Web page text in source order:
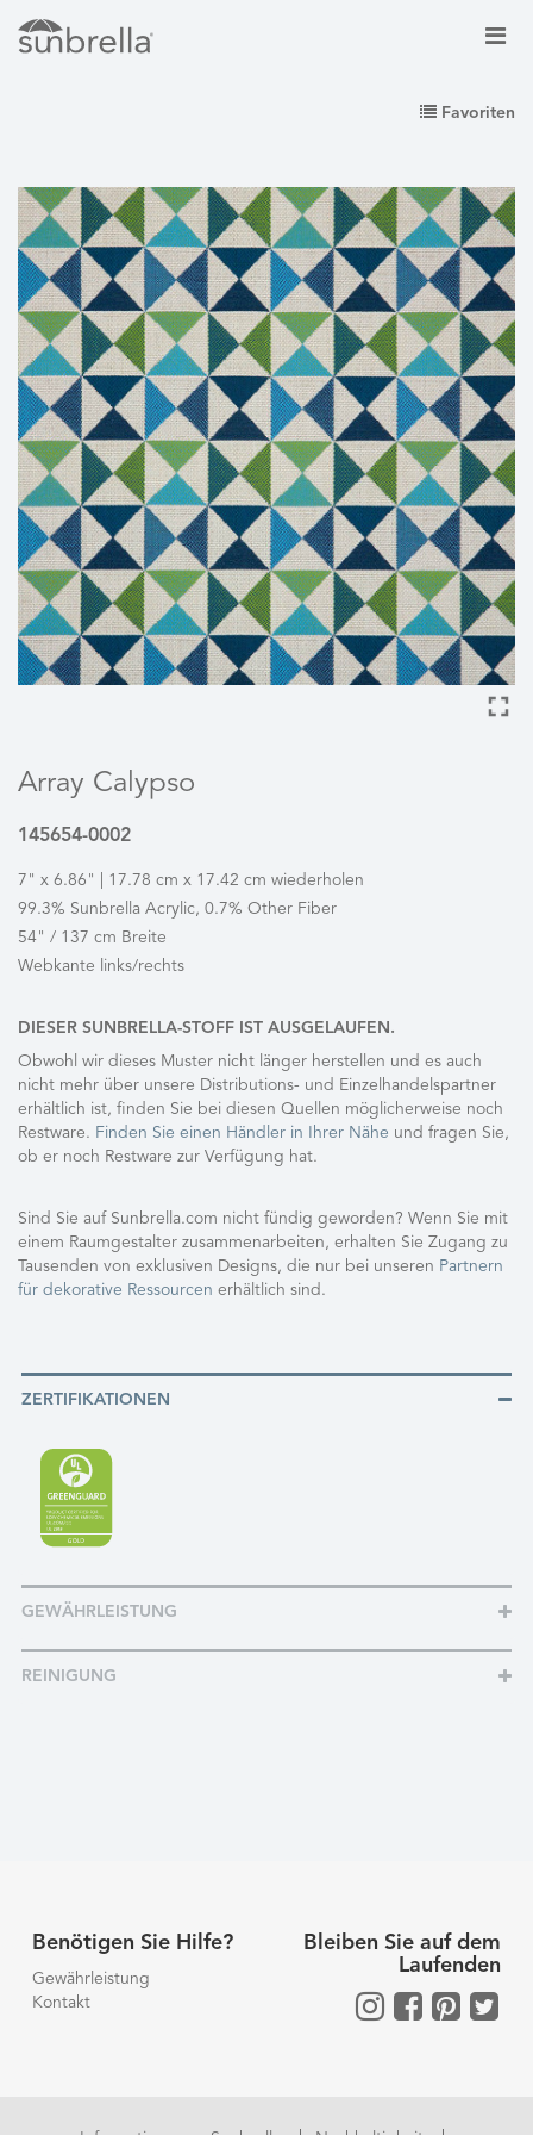
Favoriten
Array Calypso
145654-0002
7" x 6.86" | 17.78 cm x 17.42 cm wiederholen
99.3% Sunbrella Acrylic, 0.7% Other Fiber
54" / 137 cm Breite
Webkante links/rechts
DIESER SUNBRELLA-STOFF IST AUSGELAUFEN.
Obwohl wir dieses Muster nicht länger herstellen und es auch
nicht mehr über unsere Distributions- und Einzelhandelspartner
erhältlich ist, finden Sie bei diesen Quellen möglicherweise noch
Restware. Finden Sie einen Händler in Ihrer Nähe und fragen Sie,
ob er noch Restware zur Verfügung hat.
Sind Sie auf Sunbrella.com nicht fündig geworden? Wenn Sie mit
einem Raumgestalter zusammenarbeiten, erhalten Sie Zugang zu
Tausenden von exklusiven Designs, die nur bei unseren Partnern
für dekorative Ressourcen erhältlich sind.
ZERTIFIKATIONEN
GEWÄHRLEISTUNG
REINIGUNG
Benötigen Sie Hilfe?
Gewährleistung
Kontakt
Bleiben Sie auf dem
Laufenden